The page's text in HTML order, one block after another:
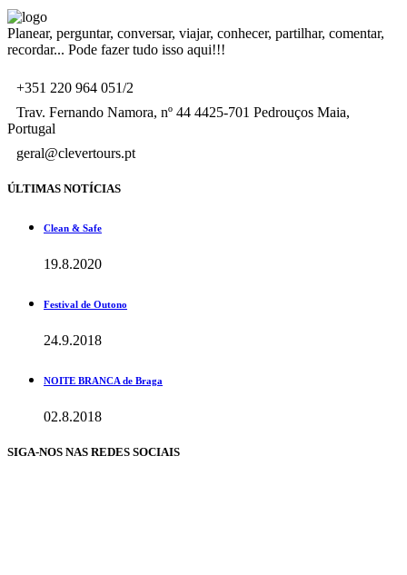
Planear, perguntar, conversar, viajar, conhecer, partilhar, comentar,
recordar... Pode fazer tudo isso aqui!!!
+351 220 964 051/2
Trav. Fernando Namora, nº 44 4425-701 Pedrouços Maia,
Portugal
geral@clevertours.pt
ÚLTIMAS NOTÍCIAS
Clean & Safe
19.8.2020
Festival de Outono
24.9.2018
NOITE BRANCA de Braga
02.8.2018
SIGA-NOS NAS REDES SOCIAIS